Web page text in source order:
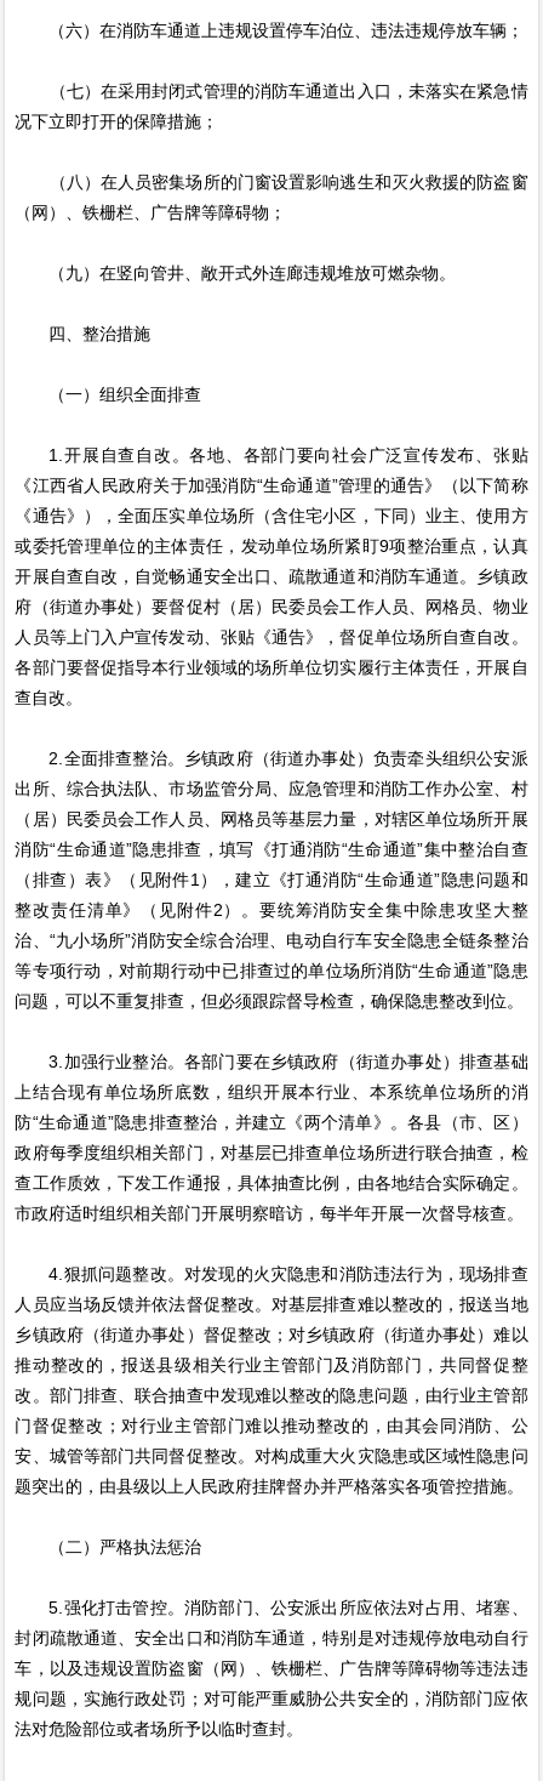
（六）在消防车通道上违规设置停车泊位、违法违规停放车辆；
（七）在采用封闭式管理的消防车通道出入口，未落实在紧急情
况下立即打开的保障措施；
（八）在人员密集场所的门窗设置影响逃生和灭火救援的防盗窗
（网）、铁栅栏、广告牌等障碍物；
（九）在竖向管井、敞开式外连廊违规堆放可燃杂物。
四、整治措施
（一）组织全面排查
1.开展自查自改。各地、各部门要向社会广泛宣传发布、张贴
《江西省人民政府关于加强消防“生命通道”管理的通告》（以下简称
《通告》），全面压实单位场所（含住宅小区，下同）业主、使用方
或委托管理单位的主体责任，发动单位场所紧盯9项整治重点，认真
开展自查自改，自觉畅通安全出口、疏散通道和消防车通道。乡镇政
府（街道办事处）要督促村（居）民委员会工作人员、网格员、物业
人员等上门入户宣传发动、张贴《通告》，督促单位场所自查自改。
各部门要督促指导本行业领域的场所单位切实履行主体责任，开展自
查自改。
2.全面排查整治。乡镇政府（街道办事处）负责牵头组织公安派
出所、综合执法队、市场监管分局、应急管理和消防工作办公室、村
（居）民委员会工作人员、网格员等基层力量，对辖区单位场所开展
消防“生命通道”隐患排查，填写《打通消防“生命通道”集中整治自查
（排查）表》（见附件1），建立《打通消防“生命通道”隐患问题和
整改责任清单》（见附件2）。要统筹消防安全集中除患攻坚大整
治、“九小场所”消防安全综合治理、电动自行车安全隐患全链条整治
等专项行动，对前期行动中已排查过的单位场所消防“生命通道”隐患
问题，可以不重复排查，但必须跟踪督导检查，确保隐患整改到位。
3.加强行业整治。各部门要在乡镇政府（街道办事处）排查基础
上结合现有单位场所底数，组织开展本行业、本系统单位场所的消
防“生命通道”隐患排查整治，并建立《两个清单》。各县（市、区）
政府每季度组织相关部门，对基层已排查单位场所进行联合抽查，检
查工作质效，下发工作通报，具体抽查比例，由各地结合实际确定。
市政府适时组织相关部门开展明察暗访，每半年开展一次督导核查。
4.狠抓问题整改。对发现的火灾隐患和消防违法行为，现场排查
人员应当场反馈并依法督促整改。对基层排查难以整改的，报送当地
乡镇政府（街道办事处）督促整改；对乡镇政府（街道办事处）难以
推动整改的，报送县级相关行业主管部门及消防部门，共同督促整
改。部门排查、联合抽查中发现难以整改的隐患问题，由行业主管部
门督促整改；对行业主管部门难以推动整改的，由其会同消防、公
安、城管等部门共同督促整改。对构成重大火灾隐患或区域性隐患问
题突出的，由县级以上人民政府挂牌督办并严格落实各项管控措施。
（二）严格执法惩治
5.强化打击管控。消防部门、公安派出所应依法对占用、堵塞、
封闭疏散通道、安全出口和消防车通道，特别是对违规停放电动自行
车，以及违规设置防盗窗（网）、铁栅栏、广告牌等障碍物等违法违
规问题，实施行政处罚；对可能严重威胁公共安全的，消防部门应依
法对危险部位或者场所予以临时查封。